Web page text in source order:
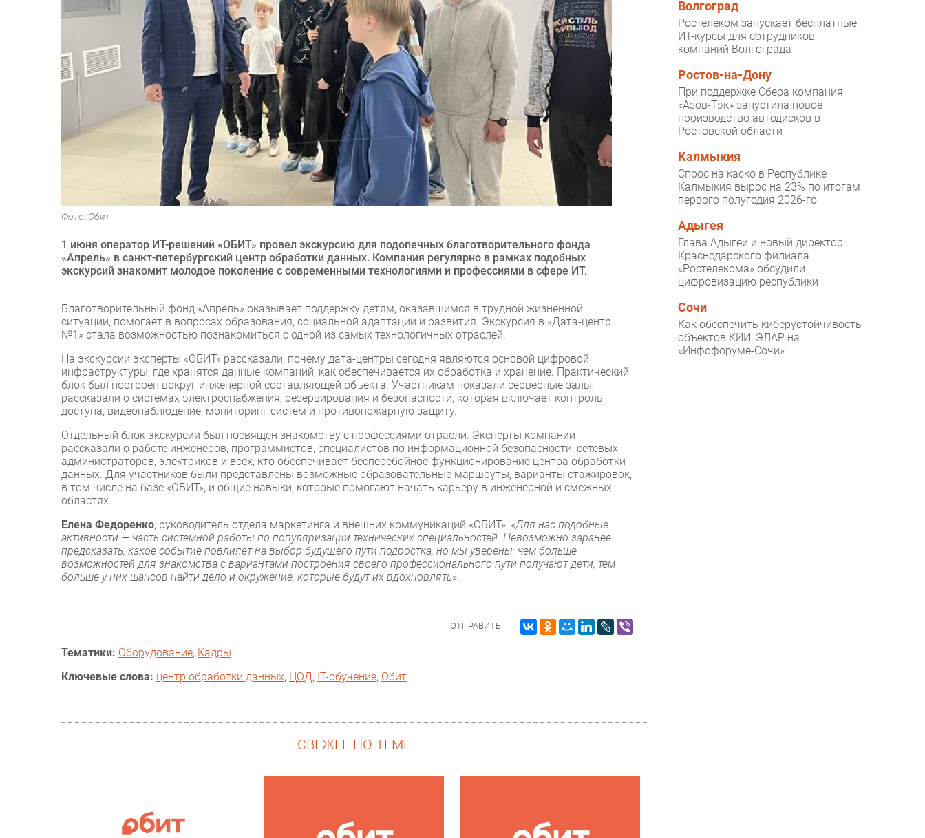
Фото: Обит
1 июня оператор ИТ-решений «ОБИТ» провел экскурсию для подопечных благотворительного фонда
«Апрель» в санкт-петербургский центр обработки данных. Компания регулярно в рамках подобных
экскурсий знакомит молодое поколение с современными технологиями и профессиями в сфере ИТ.
Благотворительный фонд «Апрель» оказывает поддержку детям, оказавшимся в трудной жизненной
ситуации, помогает в вопросах образования, социальной адаптации и развития. Экскурсия в «Дата-центр
№1» стала возможностью познакомиться с одной из самых технологичных отраслей.
На экскурсии эксперты «ОБИТ» рассказали, почему дата-центры сегодня являются основой цифровой
инфраструктуры, где хранятся данные компаний, как обеспечивается их обработка и хранение. Практический
блок был построен вокруг инженерной составляющей объекта. Участникам показали серверные залы,
рассказали о системах электроснабжения, резервирования и безопасности, которая включает контроль
доступа, видеонаблюдение, мониторинг систем и противопожарную защиту.
Отдельный блок экскурсии был посвящен знакомству с профессиями отрасли. Эксперты компании
рассказали о работе инженеров, программистов, специалистов по информационной безопасности, сетевых
администраторов, электриков и всех, кто обеспечивает бесперебойное функционирование центра обработки
данных. Для участников были представлены возможные образовательные маршруты, варианты стажировок,
в том числе на базе «ОБИТ», и общие навыки, которые помогают начать карьеру в инженерной и смежных
областях.
Елена Федоренко, руководитель отдела маркетинга и внешних коммуникаций «ОБИТ»: «Для нас подобные
активности — часть системной работы по популяризации технических специальностей. Невозможно заранее
предсказать, какое событие повлияет на выбор будущего пути подростка, но мы уверены: чем больше
возможностей для знакомства с вариантами построения своего профессионального пути получают дети, тем
больше у них шансов найти дело и окружение, которые будут их вдохновлять».
ОТПРАВИТЬ:
Тематики: Оборудование, Кадры
Ключевые слова: центр обработки данных, ЦОД, IT-обучение, Обит
СВЕЖЕЕ ПО ТЕМЕ
Волгоград
Ростелеком запускает бесплатные
ИТ-курсы для сотрудников
компаний Волгограда
Ростов-на-Дону
При поддержке Сбера компания
«Азов-Тэк» запустила новое
производство автодисков в
Ростовской области
Калмыкия
Спрос на каско в Республике
Калмыкия вырос на 23% по итогам
первого полугодия 2026-го
Адыгея
Глава Адыгеи и новый директор
Краснодарского филиала
«Ростелекома» обсудили
цифровизацию республики
Сочи
Как обеспечить киберустойчивость
объектов КИИ: ЭЛАР на
«Инфофоруме-Сочи»